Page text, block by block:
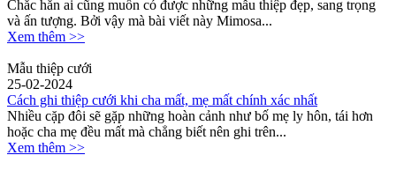
Chắc hẳn ai cũng muốn có được những mẫu thiệp đẹp, sang trọng
và ấn tượng. Bởi vậy mà bài viết này Mimosa...
Xem thêm >>
Mẫu thiệp cưới
25-02-2024
Cách ghi thiệp cưới khi cha mất, mẹ mất chính xác nhất
Nhiều cặp đôi sẽ gặp những hoàn cảnh như bố mẹ ly hôn, tái hơn
hoặc cha mẹ đều mất mà chẳng biết nên ghi trên...
Xem thêm >>